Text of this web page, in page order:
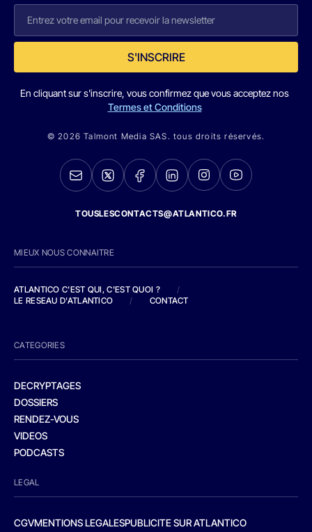
S'INSCRIRE
En cliquant sur s'inscrire, vous confirmez que vous acceptez nos
Termes et Conditions
© 2026 Talmont Media SAS. tous droits réservés.
TOUSLESCONTACTS@ATLANTICO.FR
MIEUX NOUS CONNAITRE
ATLANTICO C'EST QUI, C'EST QUOI ?
/
LE RESEAU D'ATLANTICO
/ CONTACT
CATEGORIES
DECRYPTAGES
DOSSIERS
RENDEZ-VOUS
VIDEOS
PODCASTS
LEGAL
CGVMENTIONS LEGALESPUBLICITE SUR ATLANTICO